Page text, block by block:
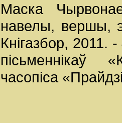
Маска
навелы, вершы,
Кнігазбор, 2011.
пісьменнікаў
часопіса